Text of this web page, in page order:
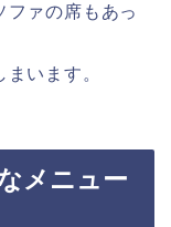
ファの席もあっ
います。
メニュー